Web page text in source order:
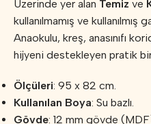
Üzerinde yer alan Temiz ve
kullanılmamış ve kullanılmış
Anaokulu, kreş, anasınıfı
hijyeni destekleyen pratik
Ölçüleri: 95 x 82 cm.
Kullanılan Boya: Su bazlı.
Gövde: 12 mm gövde